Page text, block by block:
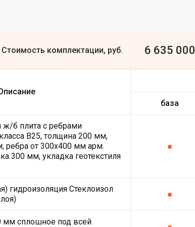
Стоимость комплектации, руб. 6 635 000
база
ж/б плита с ребрами
В25, толщина 200 мм,
от 300х400 мм арм.
300 мм, укладка геотекстиля
гидроизоляция Стеклоизол
мм сплошное под всей